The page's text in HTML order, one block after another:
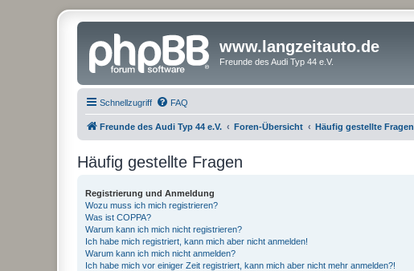
www.langzeitauto.de
Freunde des Audi Typ 44 e.V.
Schnellzugriff FAQ
Freunde des Audi Typ 44 e.V. Foren-Übersicht Häufig gestellte Fragen
Häufig gestellte Fragen
Registrierung und Anmeldung
Wozu muss ich mich registrieren?
Was ist COPPA?
Warum kann ich mich nicht registrieren?
Ich habe mich registriert, kann mich aber nicht anmelden!
Warum kann ich mich nicht anmelden?
Ich habe mich vor einiger Zeit registriert, kann mich aber nicht mehr anmelden?!